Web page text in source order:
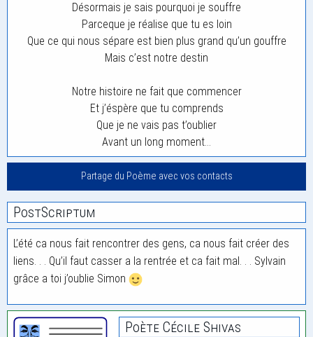
Désormais je sais pourquoi je souffre
Parceque je réalise que tu es loin
Que ce qui nous sépare est bien plus grand qu’un gouffre
Mais c’est notre destin
Notre histoire ne fait que commencer
Et j’éspère que tu comprends
Que je ne vais pas t’oublier
Avant un long moment…
Partage du Poème avec vos contacts
PostScriptum
L’été ca nous fait rencontrer des gens, ca nous fait créer des
liens. . . Qu’il faut casser a la rentrée et ca fait mal. . . Sylvain
grâce a toi j’oublie Simon
Poète Cécile Shivas